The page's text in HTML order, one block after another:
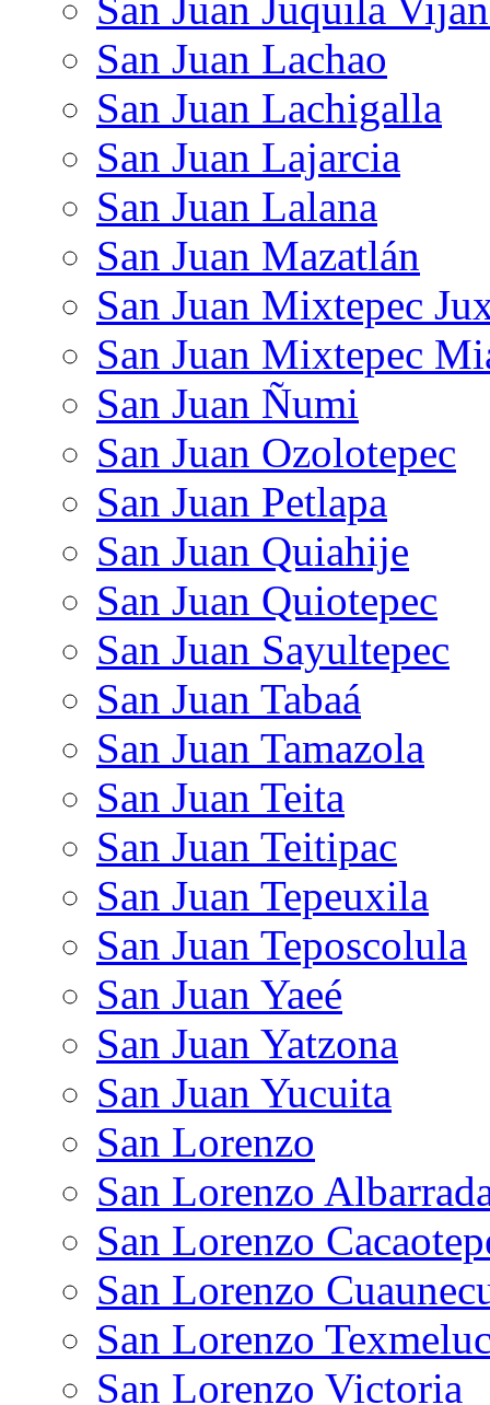
San Juan Lachao
San Juan Lachigalla
San Juan Lajarcia
San Juan Lalana
San Juan Mazatlán
San Juan Mixtepec
San Juan Mixtepec
San Juan Ñumi
San Juan Ozolotepec
San Juan Petlapa
San Juan Quiahije
San Juan Quiotepec
San Juan Sayultepec
San Juan Tabaá
San Juan Tamazola
San Juan Teita
San Juan Teitipac
San Juan Tepeuxila
San Juan Teposcolula
San Juan Yaeé
San Juan Yatzona
San Juan Yucuita
San Lorenzo
San Lorenzo
San Lorenzo
San Lorenzo
San Lorenzo
San Lorenzo Victoria